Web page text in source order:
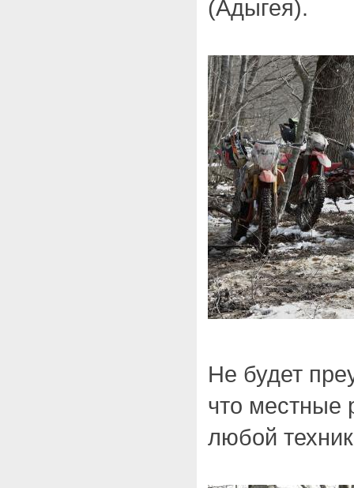
(Адыгея).
Не будет
что
любой